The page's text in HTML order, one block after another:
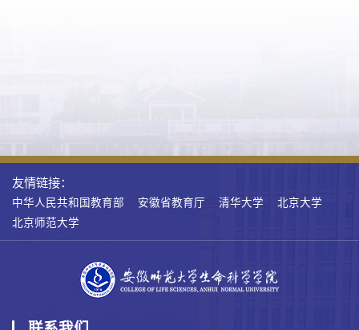
友情链接：
中华人民共和国教育部 安徽省教育厅 清华大学
北京大学
北京师范大学